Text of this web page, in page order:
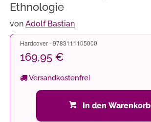
Ethnologie
von Adolf Bastian
Hardcover - 9783111105000
169,95 €
Versandkostenfrei
In den Warenkorb